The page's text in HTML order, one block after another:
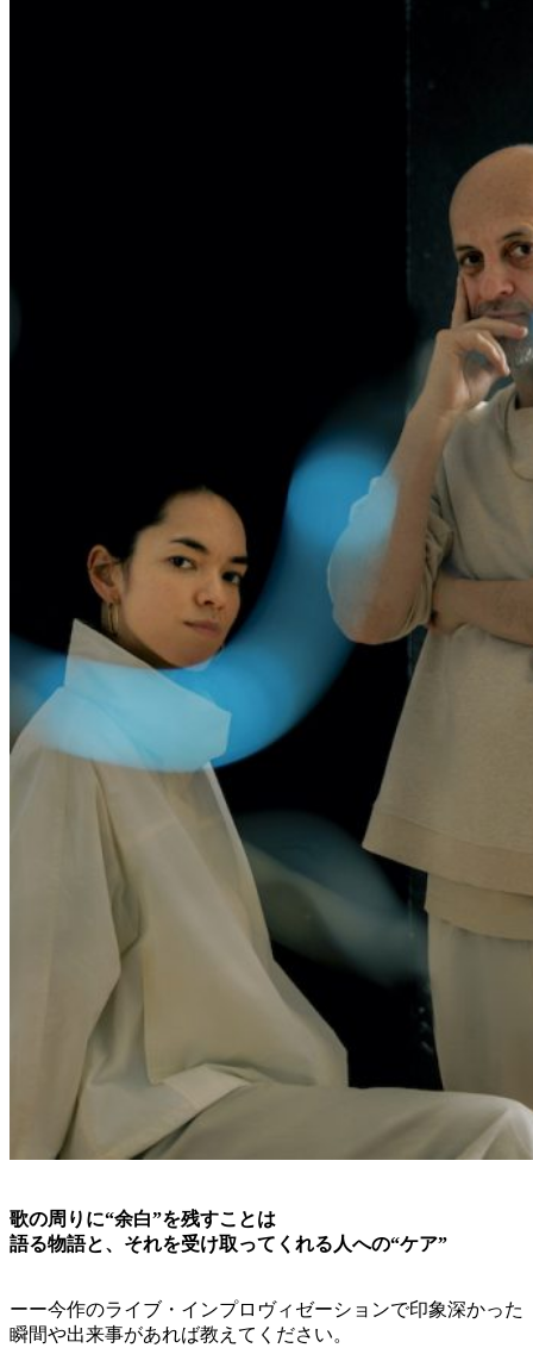
歌の周りに“余白”を残すことは
語る物語と、それを受け取ってくれる人への“ケア”
ーー今作のライブ・インプロヴィゼーションで印象深かった
瞬間や出来事があれば教えてください。